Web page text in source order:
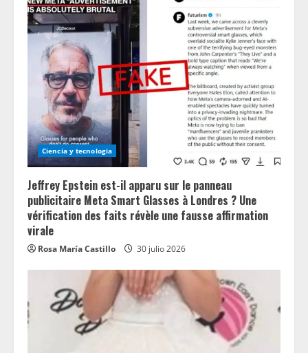
Ciencia y tecnologia
Jeffrey Epstein est-il apparu sur le panneau
publicitaire Meta Smart Glasses à Londres ? Une
vérification des faits révèle une fausse affirmation
virale
Rosa María Castillo 30 julio 2026